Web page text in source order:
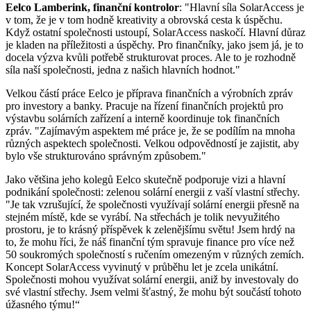
Eelco Lamberink, finanční kontrolor: "Hlavní síla SolarAccess je
v tom, že je v tom hodně kreativity a obrovská cesta k úspěchu.
Když ostatní společnosti ustoupí, SolarAccess naskočí. Hlavní důraz
je kladen na příležitosti a úspěchy. Pro finančníky, jako jsem já, je to
docela výzva kvůli potřebě strukturovat proces. Ale to je rozhodně
síla naší společnosti, jedna z našich hlavních hodnot."
Velkou částí práce Eelco je příprava finančních a výrobních zpráv
pro investory a banky. Pracuje na řízení finančních projektů pro
výstavbu solárních zařízení a interně koordinuje tok finančních
zpráv. "Zajímavým aspektem mé práce je, že se podílím na mnoha
různých aspektech společnosti. Velkou odpovědností je zajistit, aby
bylo vše strukturováno správným způsobem."
Jako většina jeho kolegů Eelco skutečně podporuje vizi a hlavní
podnikání společnosti: zelenou solární energii z vaší vlastní střechy.
"Je tak vzrušující, že společnosti využívají solární energii přesně na
stejném místě, kde se vyrábí. Na střechách je tolik nevyužitého
prostoru, je to krásný příspěvek k zelenějšímu světu! Jsem hrdý na
to, že mohu říci, že náš finanční tým spravuje finance pro více než
50 soukromých společností s ručením omezeným v různých zemích.
Koncept SolarAccess vyvinutý v průběhu let je zcela unikátní.
Společnosti mohou využívat solární energii, aniž by investovaly do
své vlastní střechy. Jsem velmi šťastný, že mohu být součástí tohoto
úžasného týmu!“